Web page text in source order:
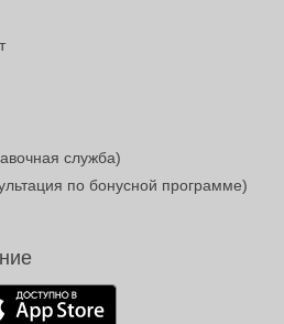
служба)
по бонусной программе)